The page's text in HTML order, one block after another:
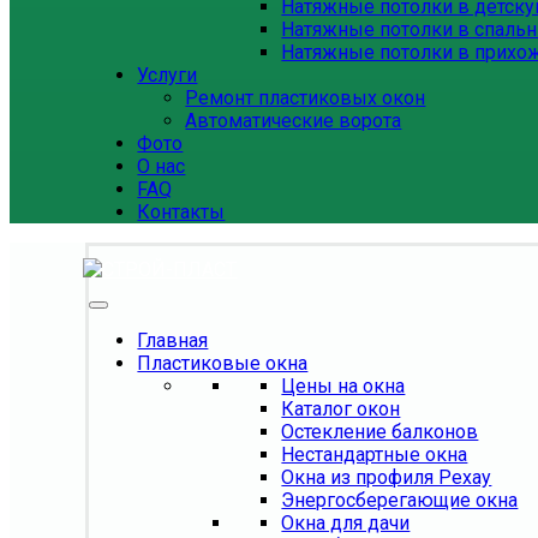
Натяжные потолки в
Натяжные потолки в
Натяжные потолки в
Услуги
Ремонт пластиковых окон
Автоматические ворота
Фото
О нас
FAQ
Контакты
Главная
Пластиковые окна
Цены на окна
Каталог окон
Остекление балконов
Нестандартные окна
Окна из профиля Рехау
Энергосберегающие окна
Окна для дачи